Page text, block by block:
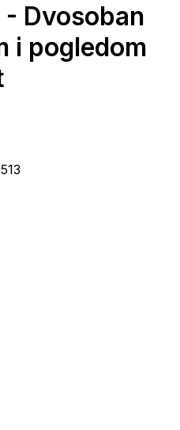
- Dvosoban
i pogledom